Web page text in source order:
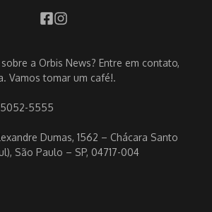
a Orbis News? Entre em contato,
Vamos tomar um café!.
5052-5555
Dumas, 1562 – Chácara Santo
São Paulo – SP, 04717-004